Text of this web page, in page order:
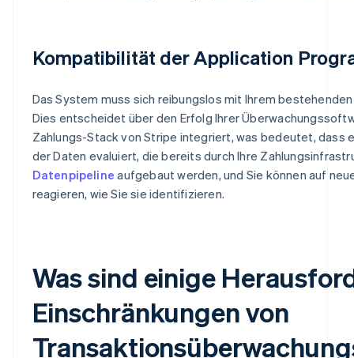
Kompatibilität der Application
Das System muss sich reibungslos mit Ihrem
Dies entscheidet über den Erfolg Ihrer
Zahlungs-Stack von Stripe integriert, was bedeutet, dass
der Daten evaluiert, die bereits durch Ihre
Datenpipeline aufgebaut werden, und Sie können auf
reagieren, wie Sie sie identifizieren.
Was sind einige
Einschränkungen von